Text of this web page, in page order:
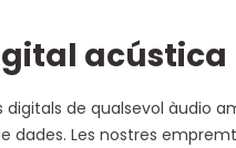
acústica
de qualsevol àudio
dades. Les nostres